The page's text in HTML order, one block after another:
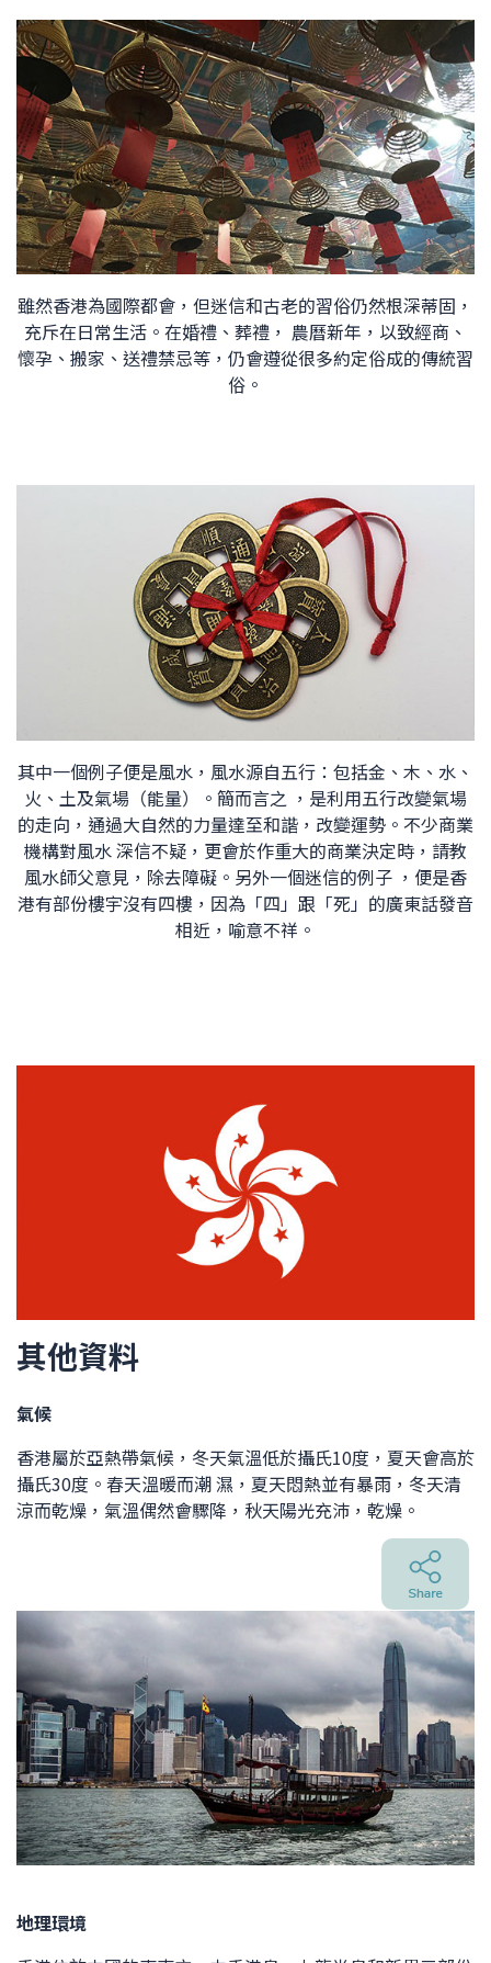
雖然香港為國際都會，但迷信和古老的習俗仍然根深蒂固，
充斥在日常生活。在婚禮、葬禮， 農曆新年，以致經商、
懷孕、搬家、送禮禁忌等，仍會遵從很多約定俗成的傳統習
俗。
其中一個例子便是風水，風水源自五行：包括金、木、水、
火、土及氣場（能量）。簡而言之 ，是利用五行改變氣場
的走向，通過大自然的力量達至和諧，改變運勢。不少商業
機構對風水 深信不疑，更會於作重大的商業決定時，請教
風水師父意見，除去障礙。另外一個迷信的例子 ，便是香
港有部份樓宇沒有四樓，因為「四」跟「死」的廣東話發音
相近，喻意不祥。
其他資料
氣候
香港屬於亞熱帶氣候，冬天氣溫低於攝氏10度，夏天會高於
攝氏30度。春天溫暖而潮 濕，夏天悶熱並有暴雨，冬天清
涼而乾燥，氣溫偶然會驟降，秋天陽光充沛，乾燥。
地理環境